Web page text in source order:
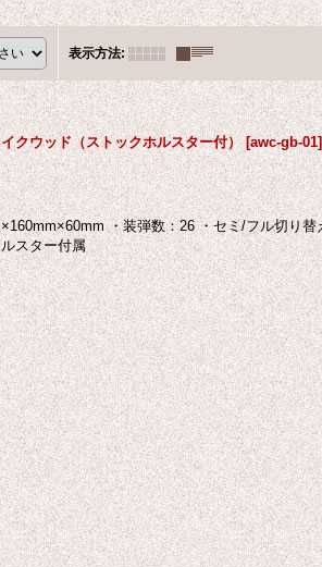
表示方法:
クウッド（ストックホルスター付） [awc-gb-01]
・装弾数：26 ・セミ/フル切り替
スター付属